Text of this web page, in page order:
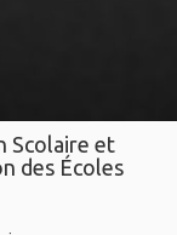
Scolaire et
des Écoles